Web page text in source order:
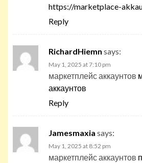
https://marketplace-
Reply
RichardHiemn says:
May 1, 2025 at 7:10 pm
маркетплейс аккаунтов
аккаунтов
Reply
Jamesmaxia says:
May 1, 2025 at 8:52 pm
маркетплейс аккаунтов